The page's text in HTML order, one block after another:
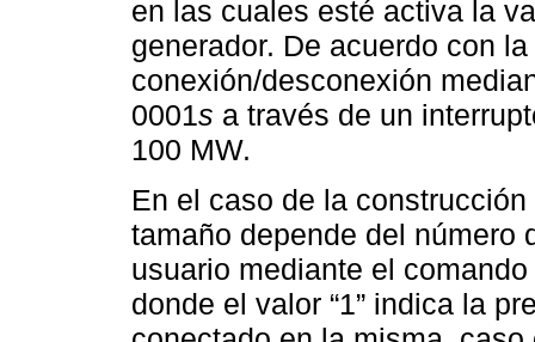
en las cuales esté activa la
generador. De acuerdo con
conexión/desconexión
0001s a través de un
100 MW.
En el caso de la
tamaño depende del número
usuario mediante el
donde el valor “1” indica la